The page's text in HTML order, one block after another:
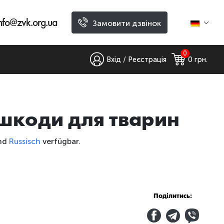
Замовити дзвінок
Вхід / Реєстрація
0
0 грн.
для тварин
Russisch verfügbar.
Поділитись: